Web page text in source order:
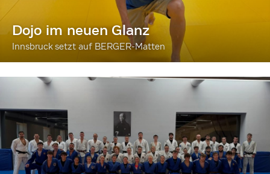
Dojo im neuen Glanz
Innsbruck setzt auf BERGER-Matten